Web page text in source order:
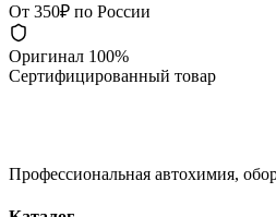
От 350₽ по России
Оригинал 100%
Сертифицированный товар
Профессиональная автохимия,